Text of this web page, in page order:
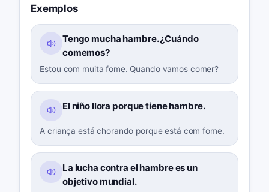
Exemplos
Tengo mucha hambre. ¿Cuándo
comemos?
Estou com muita fome. Quando vamos comer?
El niño llora porque tiene hambre.
A criança está chorando porque está com fome.
La lucha contra el hambre es un
objetivo mundial.